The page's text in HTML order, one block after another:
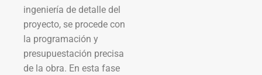
ingeniería de detalle del
proyecto, se procede con
la programación y
presupuestación precisa
de la obra. En esta fase